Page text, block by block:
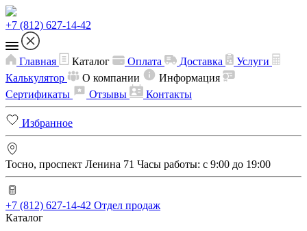
+7 (812) 627-14-42
Главная Каталог Оплата Доставка
Услуги
Калькулятор
О компании
Информация
Сертификаты
Отзывы Контакты
Избранное
Тосно, проспект Ленина 71 Часы работы: с 9:00 до 19:00
+7 (812) 627-14-42 Отдел продаж
Каталог